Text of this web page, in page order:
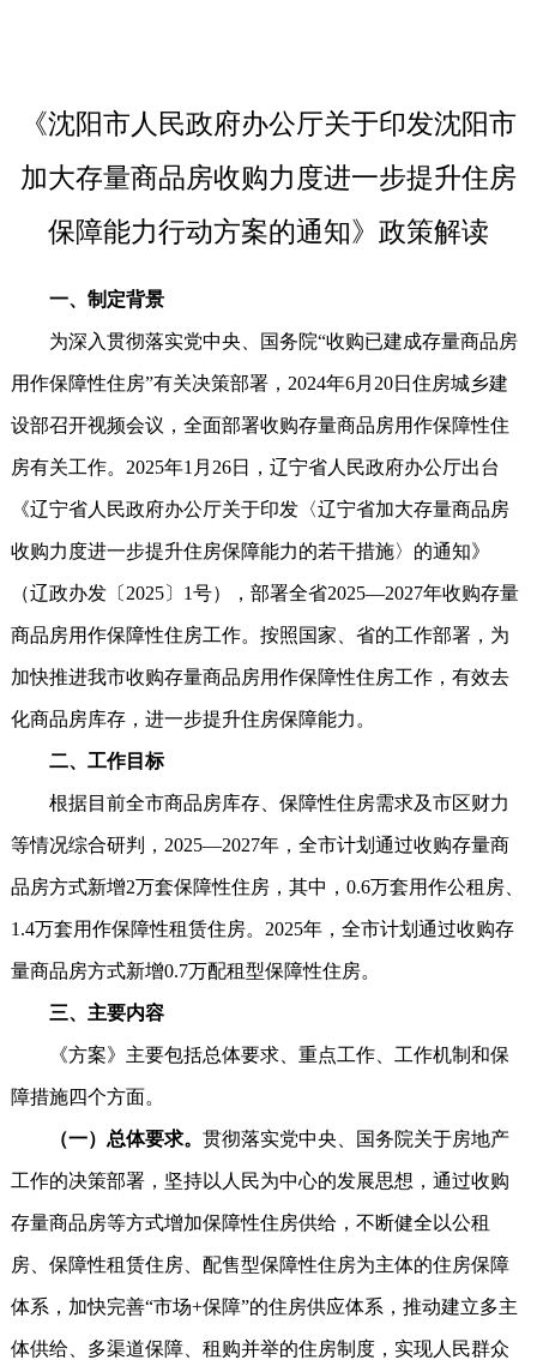
《沈阳市人民政府办公厅关于印发沈阳市
加大存量商品房收购力度进一步提升住房
保障能力行动方案的通知》政策解读
一、制定背景
为深入贯彻落实党中央、国务院“收购已建成存量商品房
用作保障性住房”有关决策部署，2024年6月20日住房城乡建
设部召开视频会议，全面部署收购存量商品房用作保障性住
房有关工作。2025年1月26日，辽宁省人民政府办公厅出台
《辽宁省人民政府办公厅关于印发〈辽宁省加大存量商品房
收购力度进一步提升住房保障能力的若干措施〉的通知》
（辽政办发〔2025〕1号），部署全省2025—2027年收购存量
商品房用作保障性住房工作。按照国家、省的工作部署，为
加快推进我市收购存量商品房用作保障性住房工作，有效去
化商品房库存，进一步提升住房保障能力。
二、工作目标
根据目前全市商品房库存、保障性住房需求及市区财力
等情况综合研判，2025—2027年，全市计划通过收购存量商
品房方式新增2万套保障性住房，其中，0.6万套用作公租房、
1.4万套用作保障性租赁住房。2025年，全市计划通过收购存
量商品房方式新增0.7万配租型保障性住房。
三、主要内容
《方案》主要包括总体要求、重点工作、工作机制和保
障措施四个方面。
（一）总体要求。 贯彻落实党中央、国务院关于房地产
工作的决策部署，坚持以人民为中心的发展思想，通过收购
存量商品房等方式增加保障性住房供给，不断健全以公租
房、保障性租赁住房、配售型保障性住房为主体的住房保障
体系，加快完善“市场+保障”的住房供应体系，推动建立多主
体供给、多渠道保障、租购并举的住房制度，实现人民群众